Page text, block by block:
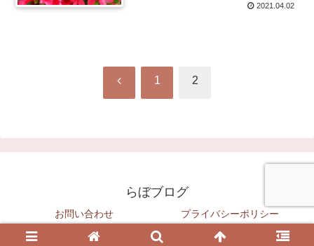
2021.04.02
前 1 2
らぼブログ
お問い合わせ プライバシーポリシー
© 2020 らぼブログ.